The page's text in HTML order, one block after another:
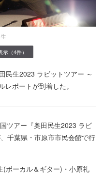
（4件）
民生2023 ラビットツアー ～
ポートが到着した。
ツアー『奥田民生2023 ラビ
千葉県・市原市市民会館で行
(ボーカル＆ギター)・小原礼